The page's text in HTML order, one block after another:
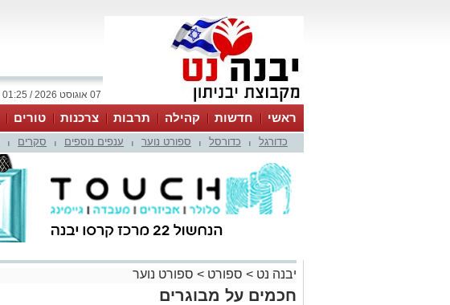
07 אוגוסט 2026 / 01:25
ראשי חדשות קהילה תרבות צרכנות טורים
כדורגל כדורסל ספורט נוער ענפים נוספים סקרים
יבנה נט > ספורט > ספורט נוער
חכמים על מבוגרים